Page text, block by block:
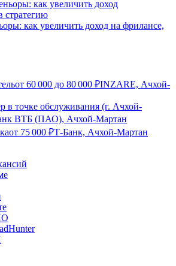
как увеличить доход на фрилансе,
от 60 000 до 80 000 ₽INZARE, Ачхой-
в точке обслуживания (г. Ачхой-
ВТБ (ПАО), Ачхой-Мартан
от 75 000 ₽Т-Банк, Ачхой-Мартан